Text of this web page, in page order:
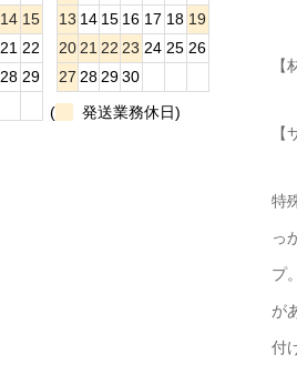
特
っ
プ
が
付
14 15
21 22
28 29
13 14 15 16 17 18 19
20 21 22 23 24 25 26
27 28 29 30
(
発送業務休日)